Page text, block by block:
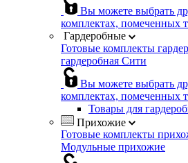
Вы можете выбрать
комплектах, помеченных
Гардеробные
Готовые комплекты
гардеробная Сити
Вы можете выбрать
комплектах, помеченных
Товары для
Прихожие
Готовые комплекты
Модульные прихожие